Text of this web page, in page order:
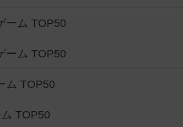
ーム TOP50
ーム TOP50
ム TOP50
TOP50